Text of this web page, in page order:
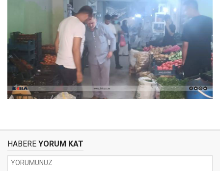
HABERE YORUM KAT